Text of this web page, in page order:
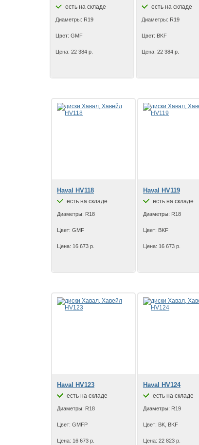
есть на складе
Диаметры: R19
Цвет: GMF
Цена: 22 384 р.
есть на складе
Диаметры: R19
Цвет: BKF
Цена: 22 384 р.
Haval HV118
есть на складе
Диаметры: R18
Цвет: GMF
Цена: 16 673 р.
Haval HV119
есть на складе
Диаметры: R18
Цвет: BKF
Цена: 16 673 р.
Haval HV123
есть на складе
Диаметры: R18
Цвет: GMFP
Цена: 16 673 р.
Haval HV124
есть на складе
Диаметры: R19
Цвет: BK, BKF
Цена: 22 823 р.